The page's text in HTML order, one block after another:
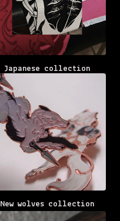
Japanese collection
New wolves collection